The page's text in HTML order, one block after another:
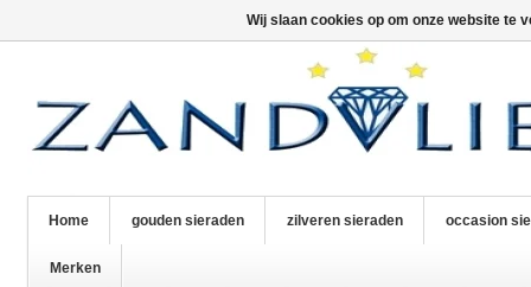
Home gouden sieraden zilveren sieraden occasion
Merken
Wij slaan cookies op om onze website te